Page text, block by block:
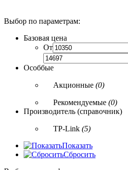
Выбор по параметрам:
Базовая цена
От
Особбые
Акционные (0)
Рекомендуемые (0)
Производитель (справочник)
TP-Link (5)
Показать
Сбросить